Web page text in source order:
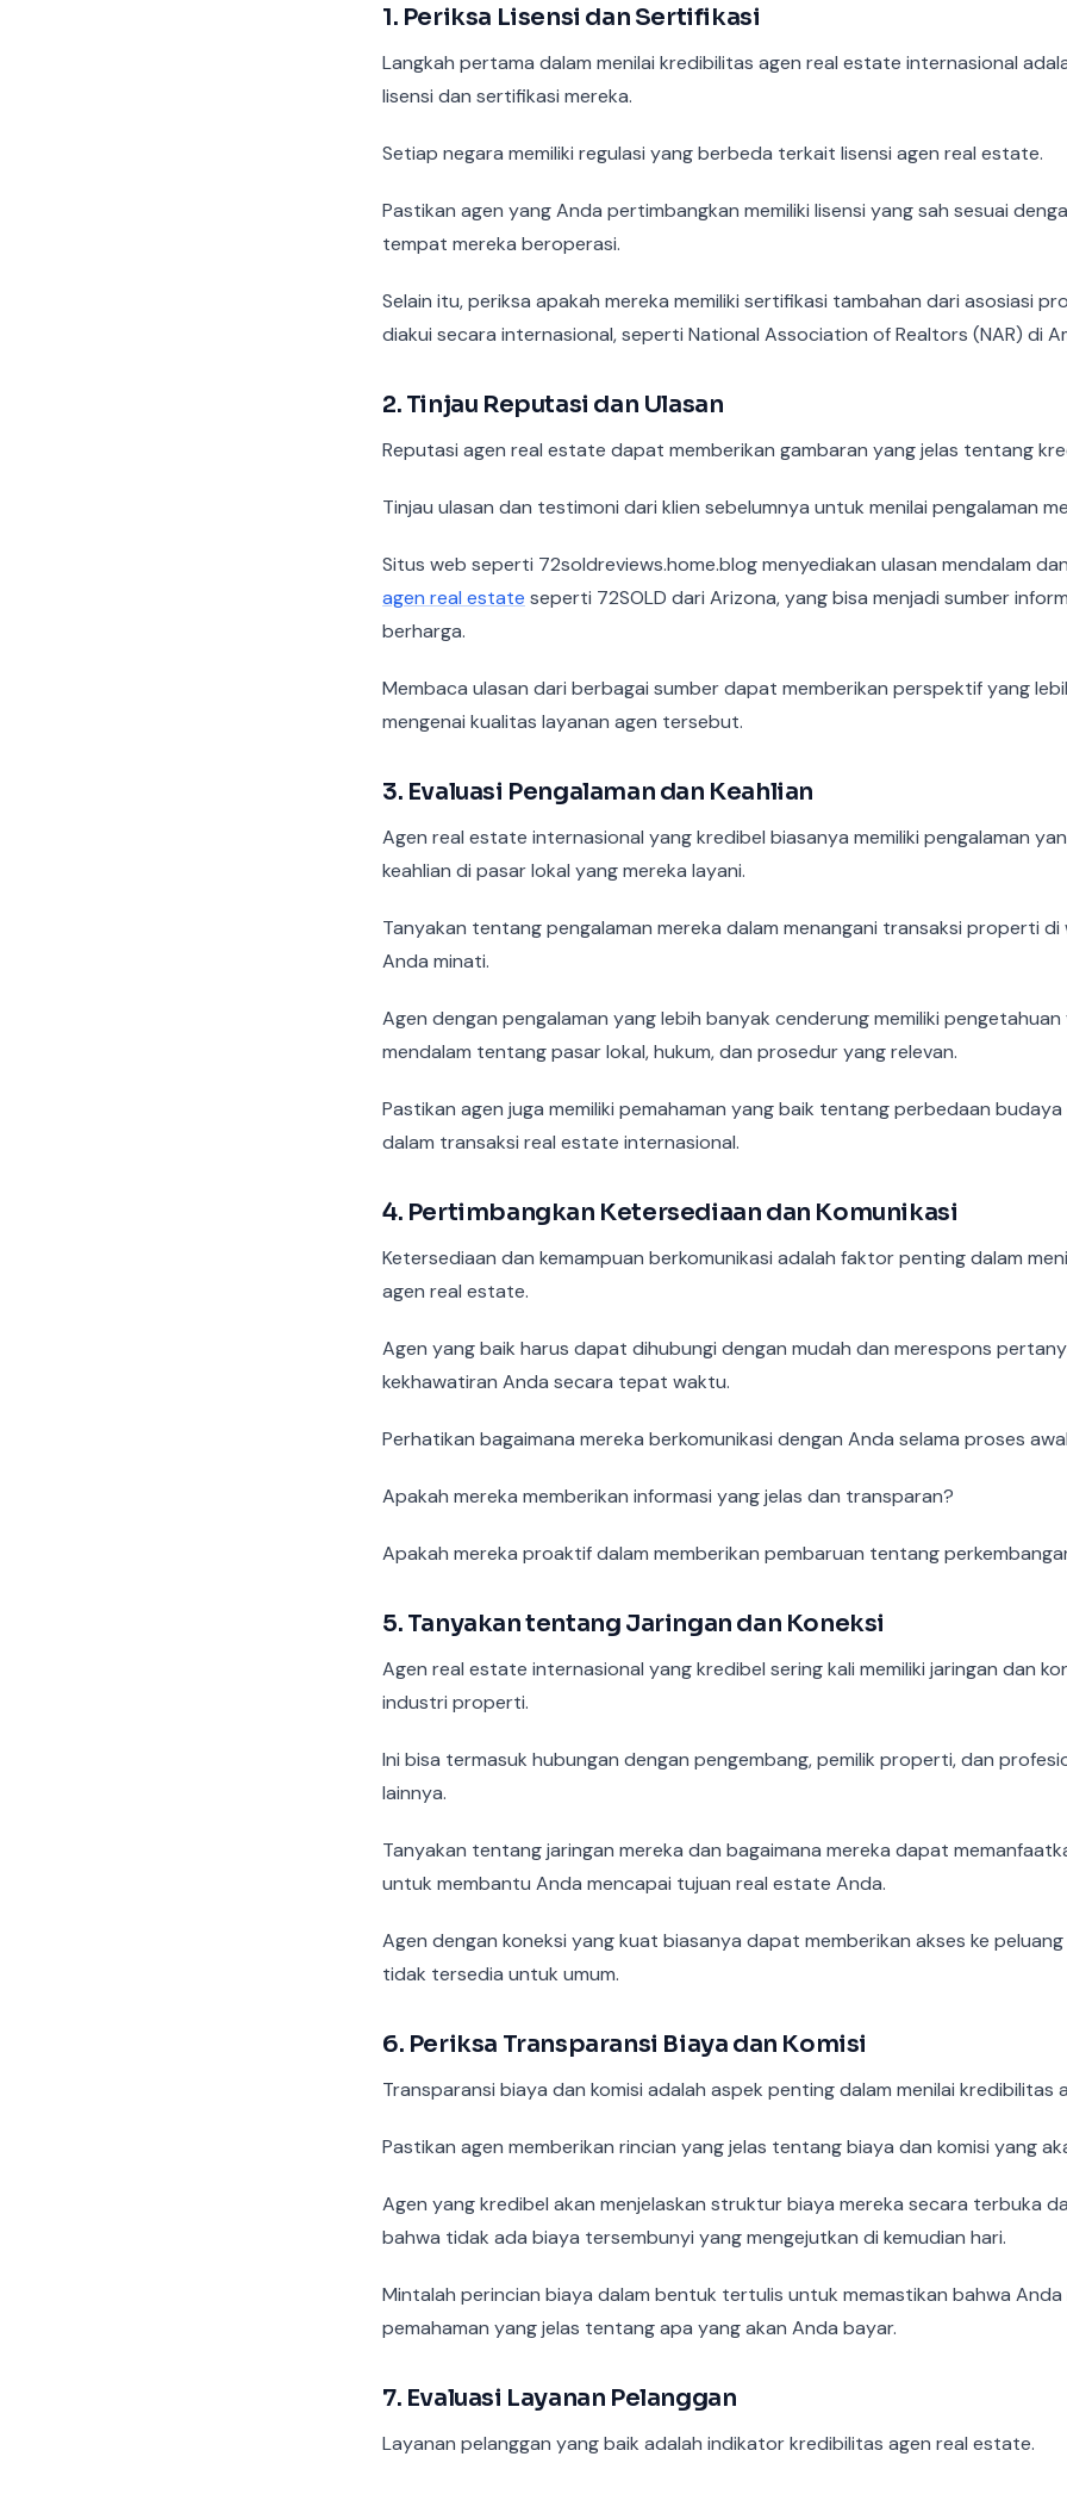
1. Periksa Lisensi dan Sertifikasi
Langkah pertama dalam menilai kredibilitas agen real estate internasional
lisensi dan sertifikasi mereka.
Setiap negara memiliki regulasi yang berbeda terkait lisensi agen real estate.
Pastikan agen yang Anda pertimbangkan memiliki lisensi yang sah sesuai
tempat mereka beroperasi.
Selain itu, periksa apakah mereka memiliki sertifikasi tambahan dari asosiasi
diakui secara internasional, seperti National Association of Realtors (NAR) di
2. Tinjau Reputasi dan Ulasan
Reputasi agen real estate dapat memberikan gambaran yang jelas tentang
Tinjau ulasan dan testimoni dari klien sebelumnya untuk menilai pengalaman
Situs web seperti 72soldreviews.home.blog menyediakan ulasan mendalam
agen real estate seperti 72SOLD dari Arizona, yang bisa menjadi sumber
berharga.
Membaca ulasan dari berbagai sumber dapat memberikan perspektif yang
mengenai kualitas layanan agen tersebut.
3. Evaluasi Pengalaman dan Keahlian
Agen real estate internasional yang kredibel biasanya memiliki pengalaman
keahlian di pasar lokal yang mereka layani.
Tanyakan tentang pengalaman mereka dalam menangani transaksi properti di
Anda minati.
Agen dengan pengalaman yang lebih banyak cenderung memiliki pengetahuan
mendalam tentang pasar lokal, hukum, dan prosedur yang relevan.
Pastikan agen juga memiliki pemahaman yang baik tentang perbedaan budaya
dalam transaksi real estate internasional.
4. Pertimbangkan Ketersediaan dan Komunikasi
Ketersediaan dan kemampuan berkomunikasi adalah faktor penting dalam
agen real estate.
Agen yang baik harus dapat dihubungi dengan mudah dan merespons
kekhawatiran Anda secara tepat waktu.
Perhatikan bagaimana mereka berkomunikasi dengan Anda selama proses
Apakah mereka memberikan informasi yang jelas dan transparan?
Apakah mereka proaktif dalam memberikan pembaruan tentang
5. Tanyakan tentang Jaringan dan Koneksi
Agen real estate internasional yang kredibel sering kali memiliki jaringan dan
industri properti.
Ini bisa termasuk hubungan dengan pengembang, pemilik properti, dan
lainnya.
Tanyakan tentang jaringan mereka dan bagaimana mereka dapat
untuk membantu Anda mencapai tujuan real estate Anda.
Agen dengan koneksi yang kuat biasanya dapat memberikan akses ke
tidak tersedia untuk umum.
6. Periksa Transparansi Biaya dan Komisi
Transparansi biaya dan komisi adalah aspek penting dalam menilai kredibilitas
Pastikan agen memberikan rincian yang jelas tentang biaya dan komisi yang
Agen yang kredibel akan menjelaskan struktur biaya mereka secara terbuka
bahwa tidak ada biaya tersembunyi yang mengejutkan di kemudian hari.
Mintalah perincian biaya dalam bentuk tertulis untuk memastikan bahwa Anda
pemahaman yang jelas tentang apa yang akan Anda bayar.
7. Evaluasi Layanan Pelanggan
Layanan pelanggan yang baik adalah indikator kredibilitas agen real estate.